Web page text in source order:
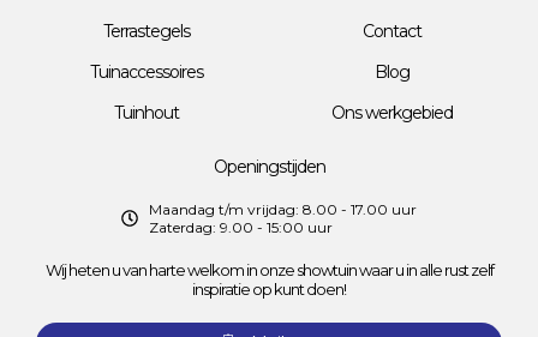
Terrastegels
Tuinaccessoires
Tuinhout
Contact
Blog
Ons werkgebied
Openingstijden
Maandag t/m vrijdag: 8.00 - 17.00 uur
Zaterdag: 9.00 - 15:00 uur
Wij heten u van harte welkom in onze showtuin waar u in alle rust zelf
inspiratie op kunt doen!